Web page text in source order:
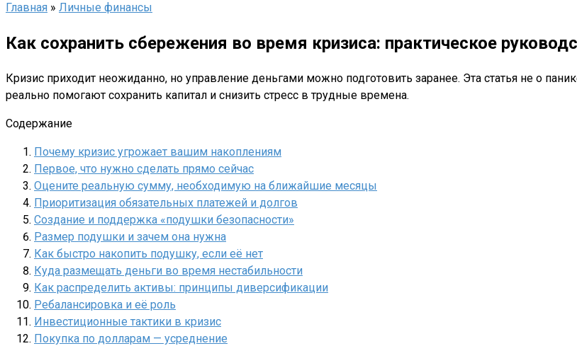
Главная » Личные финансы
Как сохранить сбережения во время кризиса: практическое
Кризис приходит неожиданно, но управление деньгами можно подготовить заранее. Эта статья не о
реально помогают сохранить капитал и снизить стресс в трудные времена.
Содержание
Почему кризис угрожает вашим накоплениям
Первое, что нужно сделать прямо сейчас
Оцените реальную сумму, необходимую на ближайшие месяцы
Приоритизация обязательных платежей и долгов
Создание и поддержка «подушки безопасности»
Размер подушки и зачем она нужна
Как быстро накопить подушку, если её нет
Куда размещать деньги во время нестабильности
Как распределить активы: принципы диверсификации
Ребалансировка и её роль
Инвестиционные тактики в кризис
Покупка по долларам — усреднение